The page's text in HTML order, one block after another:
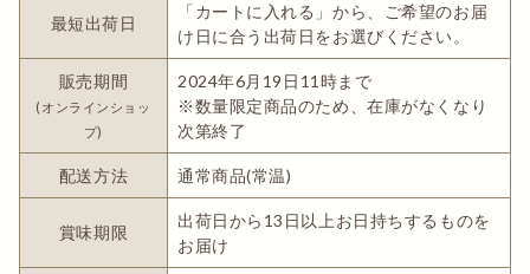
最短出荷日
「カートに入れる」から、ご希望のお届
け日に合う出荷日をお選びください。
販売期間
(オンラインショッ
プ)
2024年6月19日11時まで
※数量限定商品のため、在庫がなくなり
次第終了
配送方法 通常商品(常温)
賞味期限
出荷日から13日以上お日持ちするものを
お届け